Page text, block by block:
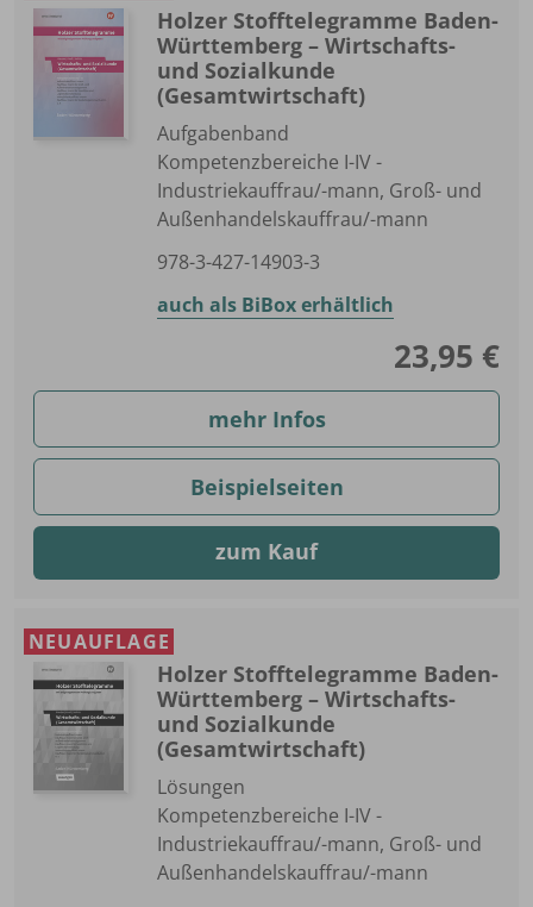
Holzer Stofftelegramme Baden-
Württemberg – Wirtschafts-
und Sozialkunde
(Gesamtwirtschaft)
Aufgabenband
Kompetenzbereiche I-IV -
Industriekauffrau/-mann, Groß- und
Außenhandelskauffrau/-mann
978-3-427-14903-3
auch als BiBox erhältlich
23,95 €
mehr Infos
Beispielseiten
zum Kauf
NEUAUFLAGE
Holzer Stofftelegramme Baden-
Württemberg – Wirtschafts-
und Sozialkunde
(Gesamtwirtschaft)
Lösungen
Kompetenzbereiche I-IV -
Industriekauffrau/-mann, Groß- und
Außenhandelskauffrau/-mann